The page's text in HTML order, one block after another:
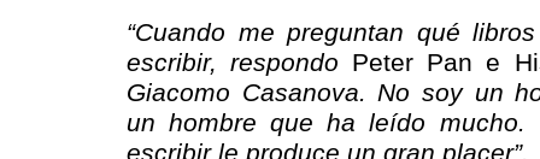
“Cuando me preguntan qué
escribir, respondo Peter Pan e
Giacomo Casanova. No soy un
un hombre que ha leído
escribir le produce un gran placer”.